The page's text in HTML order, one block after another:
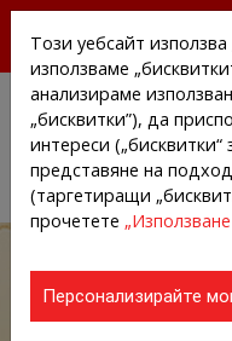
Този уебсайт
използваме
анализираме
„бисквитки”), да
интереси
представяне на
(таргетиращи
прочетете
Персонализирайте